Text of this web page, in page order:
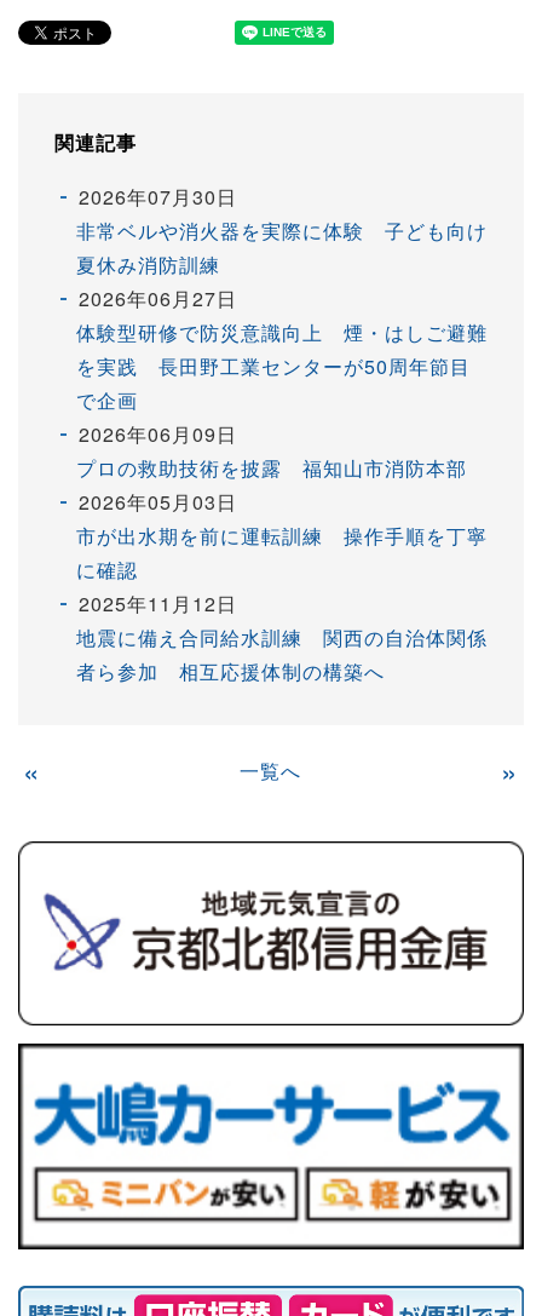
関連記事
2026年07月30日
非常ベルや消火器を実際に体験 子ども向け
夏休み消防訓練
2026年06月27日
体験型研修で防災意識向上 煙・はしご避難
を実践 長田野工業センターが50周年節目
で企画
2026年06月09日
プロの救助技術を披露 福知山市消防本部
2026年05月03日
市が出水期を前に運転訓練 操作手順を丁寧
に確認
2025年11月12日
地震に備え合同給水訓練 関西の自治体関係
者ら参加 相互応援体制の構築へ
« 一覧へ